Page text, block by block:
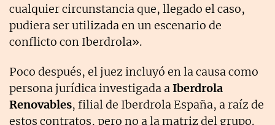
cualquier circunstancia que, llegado el caso,
pudiera ser utilizada en un escenario de
conflicto con Iberdrola».
Poco después, el juez incluyó en la causa como
persona jurídica investigada aIberdrola
Renovables, filial de Iberdrola España, a raíz de
estos contratos, pero no a la matriz del grupo.